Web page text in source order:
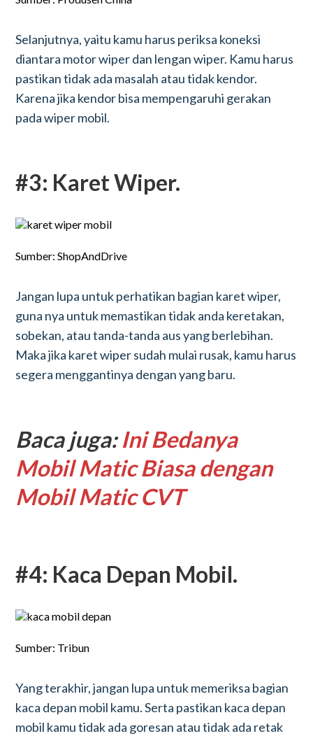
Selanjutnya, yaitu kamu harus periksa koneksi
diantara motor wiper dan lengan wiper. Kamu harus
pastikan tidak ada masalah atau tidak kendor.
Karena jika kendor bisa mempengaruhi gerakan
pada wiper mobil.
#3: Karet Wiper.
Sumber: ShopAndDrive
Jangan lupa untuk perhatikan bagian karet wiper,
guna nya untuk memastikan tidak anda keretakan,
sobekan, atau tanda-tanda aus yang berlebihan.
Maka jika karet wiper sudah mulai rusak, kamu harus
segera menggantinya dengan yang baru.
Baca juga:Ini Bedanya
Mobil Matic Biasa dengan
Mobil Matic CVT
#4: Kaca Depan Mobil.
Sumber: Tribun
Yang terakhir, jangan lupa untuk memeriksa bagian
kaca depan mobil kamu. Serta pastikan kaca depan
mobil kamu tidak ada goresan atau tidak ada retak